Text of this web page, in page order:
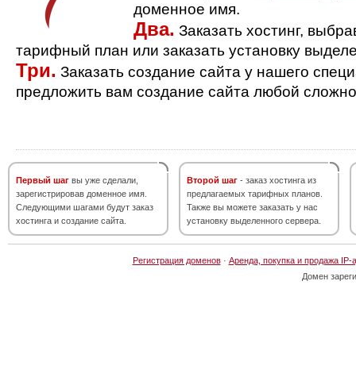
доменное имя.
Два. Заказать хостинг,
тарифный план или заказать установку
Три. Заказать создание сайта у нашего
предложить вам создание сайта любой
Первый шаг вы уже сделали,
зарегистрировав доменное имя.
Следующими шагами будут заказ
хостинга и создание сайта.
Второй шаг - заказ хостинга из
предлагаемых тарифных планов.
Также вы можете заказать у нас
установку выделенного сервера.
Регистрация доменов· Аренда, покупка и продажа IP-
Домен